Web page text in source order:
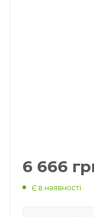
6 666
Є в наявності